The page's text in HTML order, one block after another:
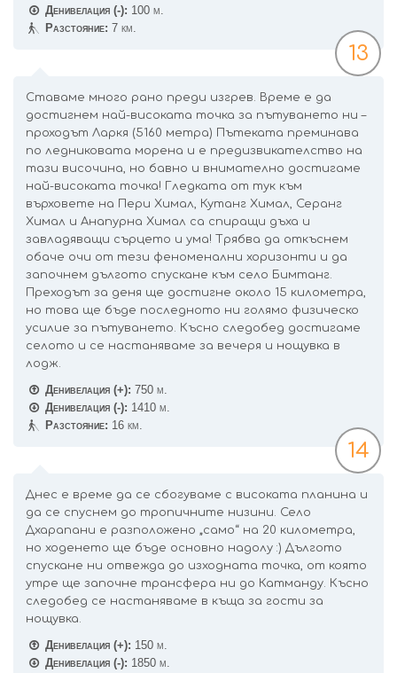
Денивелация (-): 100 м.
Разстояние: 7 км.
13
Ставаме много рано преди изгрев. Време е да
достигнем най-високата точка за пътуването ни –
проходът Ларкя (5160 метра) Пътеката преминава
по ледниковата морена и е предизвикателство на
тази височина, но бавно и внимателно достигаме
най-високата точка! Гледката от тук към
върховете на Пери Химал, Кутанг Химал, Серанг
Химал и Анапурна Химал са спиращи дъха и
завладяващи сърцето и ума! Трябва да откъснем
обаче очи от тези феноменални хоризонти и да
започнем дългото спускане към село Бимтанг.
Преходът за деня ще достигне около 15 километра,
но това ще бъде последното ни голямо физическо
усилие за пътуването. Късно следобед достигаме
селото и се настаняваме за вечеря и нощувка в
лодж.
Денивелация (+): 750 м.
Денивелация (-): 1410 м.
Разстояние: 16 км.
14
Днес е време да се сбогуваме с високата планина и
да се спуснем до тропичните низини. Село
Дхарапани е разположено „само“ на 20 километра,
но ходенето ще бъде основно надолу :) Дългото
спускане ни отвежда до изходната точка, от която
утре ще започне трансфера ни до Катманду. Късно
следобед се настаняваме в къща за гости за
нощувка.
Денивелация (+): 150 м.
Денивелация (-): 1850 м.